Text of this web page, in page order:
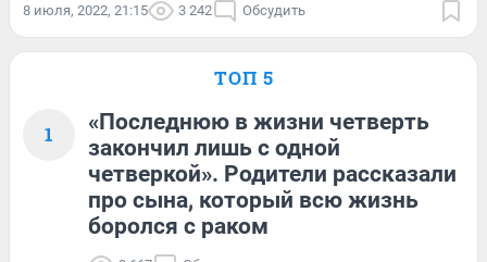
8 июля, 2022, 21:15 3 242 Обсудить
ТОП 5
1
«Последнюю в жизни четверть
закончил лишь с одной
четверкой». Родители рассказали
про сына, который всю жизнь
боролся с раком